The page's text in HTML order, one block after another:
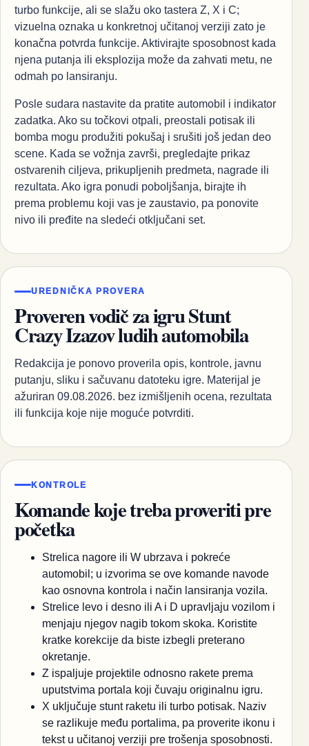
turbo funkcije, ali se slažu oko tastera Z, X i C;
vizuelna oznaka u konkretnoj učitanoj verziji zato je
konačna potvrda funkcije. Aktivirajte sposobnost kada
njena putanja ili eksplozija može da zahvati metu, ne
odmah po lansiranju.
Posle sudara nastavite da pratite automobil i indikator
zadatka. Ako su točkovi otpali, preostali potisak ili
bomba mogu produžiti pokušaj i srušiti još jedan deo
scene. Kada se vožnja završi, pregledajte prikaz
ostvarenih ciljeva, prikupljenih predmeta, nagrade ili
rezultata. Ako igra ponudi poboljšanja, birajte ih
prema problemu koji vas je zaustavio, pa ponovite
nivo ili pređite na sledeći otključani set.
UREDNIČKA PROVERA
Proveren vodič za igru Stunt
Crazy Izazov ludih automobila
Redakcija je ponovo proverila opis, kontrole, javnu
putanju, sliku i sačuvanu datoteku igre. Materijal je
ažuriran 09.08.2026. bez izmišljenih ocena, rezultata
ili funkcija koje nije moguće potvrditi.
KONTROLE
Komande koje treba proveriti pre
početka
Strelica nagore ili W ubrzava i pokreće
automobil; u izvorima se ove komande navode
kao osnovna kontrola i način lansiranja vozila.
Strelice levo i desno ili A i D upravljaju vozilom i
menjaju njegov nagib tokom skoka. Koristite
kratke korekcije da biste izbegli preterano
okretanje.
Z ispaljuje projektile odnosno rakete prema
uputstvima portala koji čuvaju originalnu igru.
X uključuje stunt raketu ili turbo potisak. Naziv
se razlikuje među portalima, pa proverite ikonu i
tekst u učitanoj verziji pre trošenja sposobnosti.